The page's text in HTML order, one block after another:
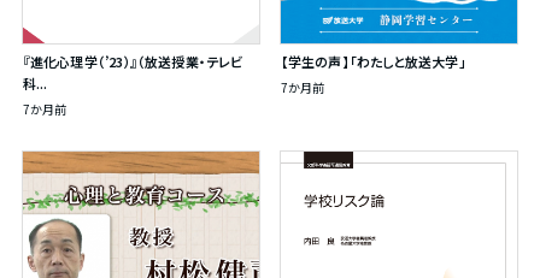
『進化心理学（’23）』（放送授業・テレビ
科...
7か月前
【学生の声】「わたしと放送大学」
7か月前